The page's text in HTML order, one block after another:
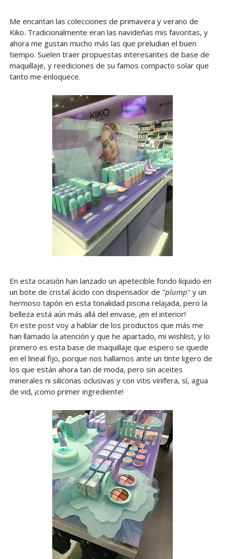
Me encantan las colecciones de primavera y verano de
Kiko. Tradicionalmente eran las navideñas mis favoritas, y
ahora me gustan mucho más las que preludian el buen
tiempo. Suelen traer propuestas interesantes de base de
maquillaje, y reediciones de su famos compacto solar que
tanto me enloquece.
En esta ocasión han lanzado un apetecible fondo líquido en
un bote de cristal ácido con dispensador de "plump" y un
hermoso tapón en esta tonalidad piscina relajada, pero la
belleza está aún más allá del envase, ¡en el interior!
En este post voy a hablar de los productos que más me
han llamado la atención y que he apartado, mi wishlist, y lo
primero es esta base de maquillaje que espero se quede
en el lineal fijo, porque nos hallamos ante un tinte ligero de
los que están ahora tan de moda, pero sin aceites
minerales ni siliconas oclusivas y con vitis vinífera, sí, agua
de vid, ¡como primer ingrediente!